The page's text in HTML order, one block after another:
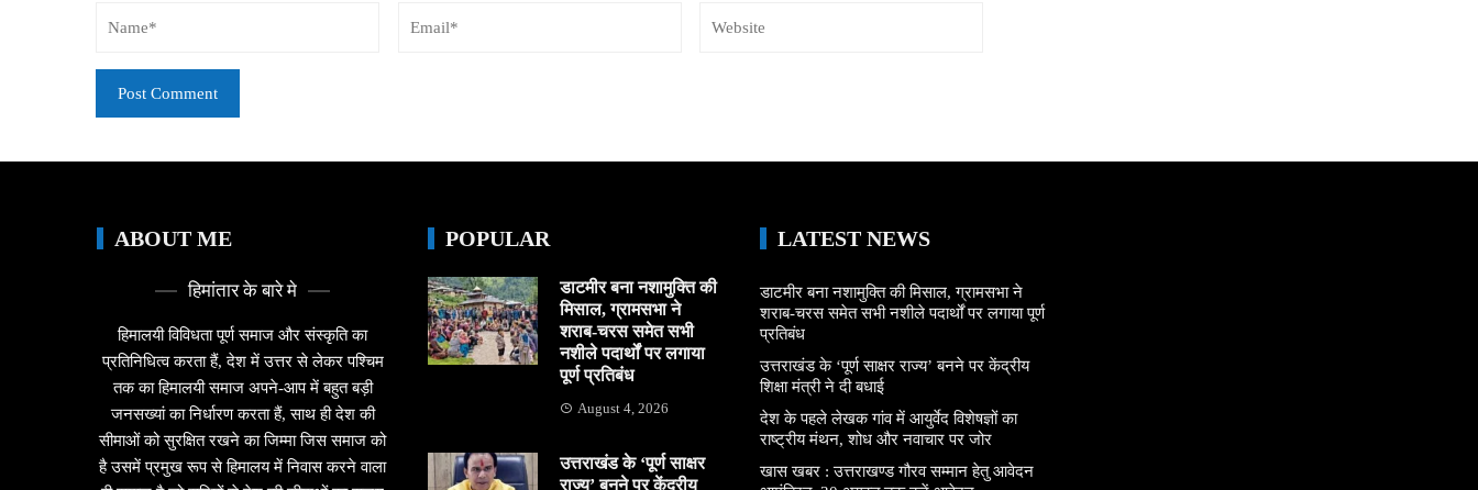
ABOUT ME
हिमांतार के बारे मे
हिमालयी विविधता पूर्ण समाज और संस्कृति का
प्रतिनिधित्व करता हैं, देश में उत्तर से लेकर पश्चिम
तक का हिमालयी समाज अपने-आप में बहुत बड़ी
जनसख्यां का निर्धारण करता हैं, साथ ही देश की
सीमाओं को सुरक्षित रखने का जिम्मा जिस समाज को
है उसमें प्रमुख रूप से हिमालय में निवास करने वाला
POPULAR
डाटमीर बना नशामुक्ति की
मिसाल, ग्रामसभा ने
शराब-चरस समेत सभी
नशीले पदार्थों पर लगाया
पूर्ण प्रतिबंध
August 4, 2026
उत्तराखंड के ‘पूर्ण साक्षर
राज्य’ बनने पर केंद्रीय
LATEST NEWS
डाटमीर बना नशामुक्ति की मिसाल, ग्रामसभा ने
शराब-चरस समेत सभी नशीले पदार्थों पर लगाया पूर्ण
प्रतिबंध
उत्तराखंड के ‘पूर्ण साक्षर राज्य’ बनने पर केंद्रीय
शिक्षा मंत्री ने दी बधाई
देश के पहले लेखक गांव में आयुर्वेद विशेषज्ञों का
राष्ट्रीय मंथन, शोध और नवाचार पर जोर
खास खबर : उत्तराखण्ड गौरव सम्मान हेतु आवेदन